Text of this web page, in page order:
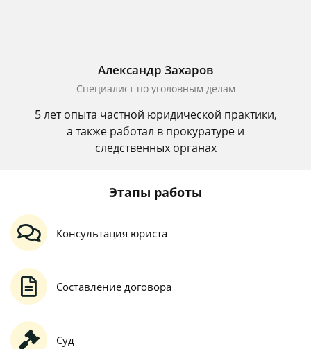
Александр Захаров
Специалист по уголовным делам
5 лет опыта частной юридической практики,
а также работал в прокуратуре и
следственных органах
Этапы работы
Консультация юриста
Составление договора
Суд